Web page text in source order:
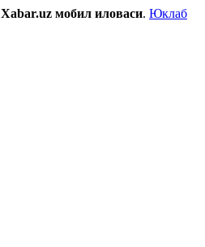
Xabar.uz мобил иловаси. Юклаб